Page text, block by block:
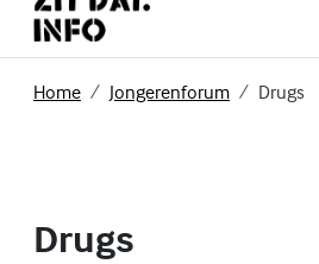
Home(Externe link)
Jongerenforum(Externe link)
Drugs
Drugs